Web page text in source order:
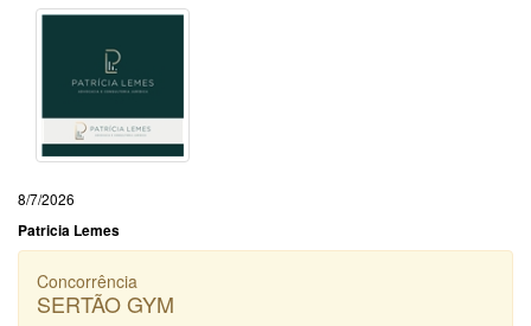
8/7/2026
Patricia Lemes
Concorrência
SERTÃO GYM